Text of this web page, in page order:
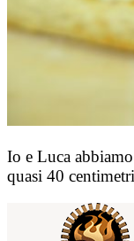
Io e Luca
quasi 40